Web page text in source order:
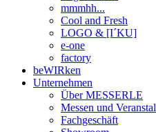
mmmhh...
Cool and Fresh
LOGO & [I´KU]
e-one
factory
beWIRken
Unternehmen
Über MESSERLE
Messen und
Fachgeschäft